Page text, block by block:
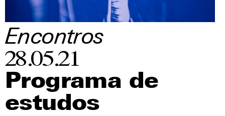
Publicaciones
Visite
Imprensa
Redes sociales
Encontros
28.05.21
Programa de
estudos